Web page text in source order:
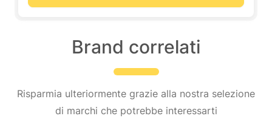
Brand correlati
Risparmia ulteriormente grazie alla nostra selezione
di marchi che potrebbe interessarti